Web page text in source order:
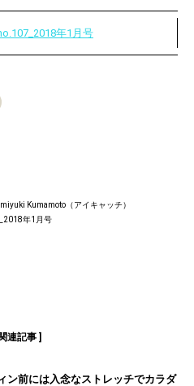
年1月号
Kumamoto（アイキャッチ）
年1月号
連記事 ]
ン前には入念なストレッチでカラダ